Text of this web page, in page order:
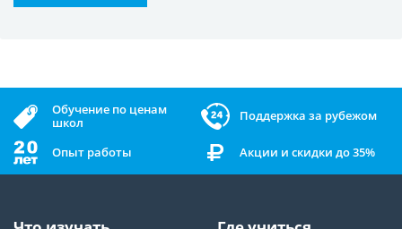
Обучение по ценам
школ
Поддержка за рубежом
Опыт работы Акции и скидки до 35%